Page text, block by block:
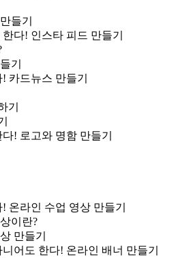
들기
다! 인스타 피드 만들기
기
카드뉴스 만들기
기
! 로고와 명함 만들기
온라인 수업 영상 만들기
이란?
만들기
어도 한다! 온라인 배너 만들기